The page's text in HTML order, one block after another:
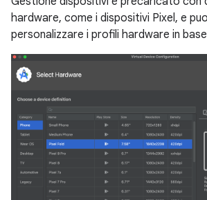
hardware, come i dispositivi Pixel, e
personalizzare i profili hardware in